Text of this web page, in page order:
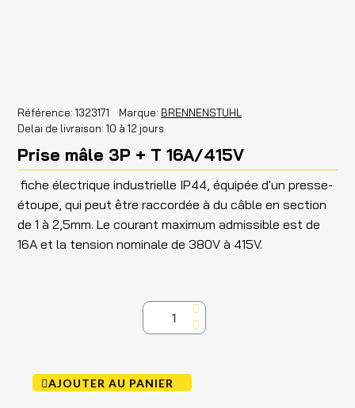
Référence 1323171 Marque BRENNENSTUHL
Delai de livraison 10 à 12 jours
Prise mâle 3P + T 16A/415V
fiche électrique industrielle IP44, équipée d'un presse-
étoupe, qui peut être raccordée à du câble en section
de 1 à 2,5mm. Le courant maximum admissible est de
16A et la tension nominale de 380V à 415V.
AJOUTER AU PANIER